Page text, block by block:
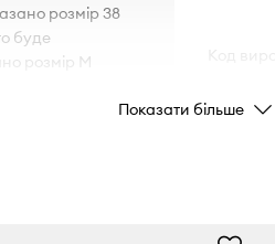
розмір 38
буде
розмір M
хімічних
Колір
Показати більше